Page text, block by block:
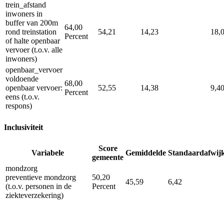
trein_afstand
inwoners in
buffer van 200m
rond treinstation
of halte openbaar
vervoer (t.o.v. alle
inwoners)
64,00
Percent
54,21 14,23
openbaar_vervoer
voldoende
openbaar vervoer:
eens (t.o.v.
respons)
68,00
Percent
52,55 14,38 9,40
Inclusiviteit
Variabele
Score
gemeente
Gemiddelde
mondzorg
preventieve mondzorg
(t.o.v. personen in de
ziekteverzekering)
50,20
Percent
45,59 6,42